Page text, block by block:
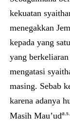
kekuatan
menegakkan
kepada yang
yang
mengatasi
masing. Sebab
karena adanya
Masih Mau’uda.s.